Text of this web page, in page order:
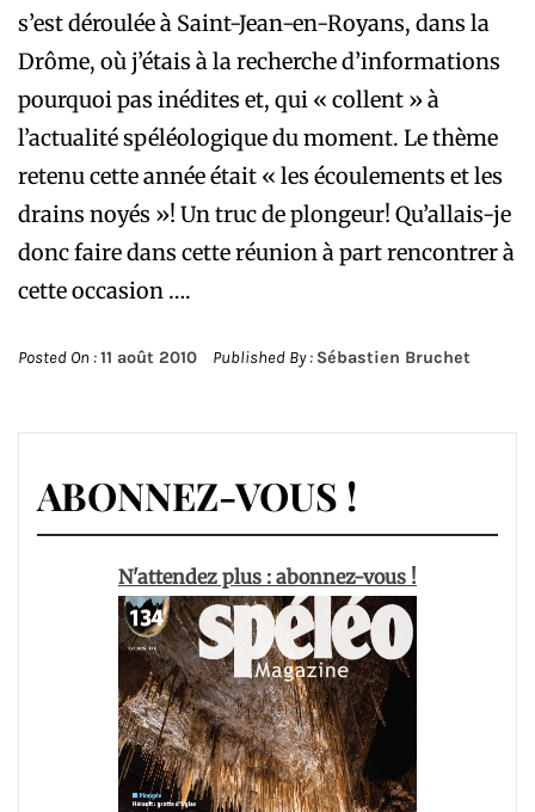
s’est déroulée à Saint-Jean-en-Royans, dans la
Drôme, où j’étais à la recherche d’informations
pourquoi pas inédites et, qui « collent » à
l’actualité spéléologique du moment. Le thème
retenu cette année était « les écoulements et les
drains noyés »! Un truc de plongeur! Qu’allais-je
donc faire dans cette réunion à part rencontrer à
cette occasion ….
Posted On :11 août 2010 Published By : Sébastien Bruchet
ABONNEZ-VOUS !
N'attendez plus : abonnez-vous !